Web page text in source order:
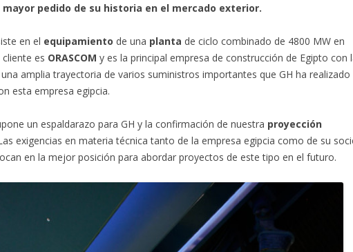
mayor pedido de su historia en el mercado exterior.
en el equipamiento de una planta de ciclo combinado de 4800 MW en
es ORASCOM y es la principal empresa de construcción de Egipto con
amplia trayectoria de varios suministros importantes que GH ha realizado
esta empresa egipcia.
un espaldarazo para GH y la confirmación de nuestra proyección
exigencias en materia técnica tanto de la empresa egipcia como de su
en la mejor posición para abordar proyectos de este tipo en el futuro.